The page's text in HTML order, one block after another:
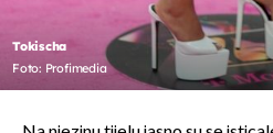
Tokischa
Foto: Profimedia